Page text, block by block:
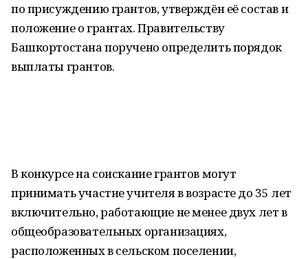
по присуждению грантов, утверждён её состав и
положение о грантах. Правительству
Башкортостана поручено определить порядок
выплаты грантов.
В конкурсе на соискание грантов могут
принимать участие учителя в возрасте до 35 лет
включительно, работающие не менее двух лет в
общеобразовательных организациях,
расположенных в сельском поселении,